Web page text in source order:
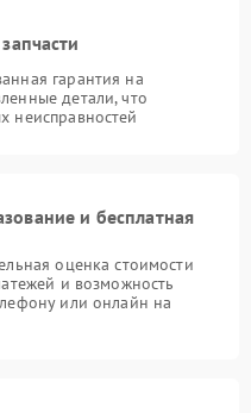
гарантия на
детали, что
неисправностей
и бесплатная
оценка стоимости
и возможность
или онлайн на